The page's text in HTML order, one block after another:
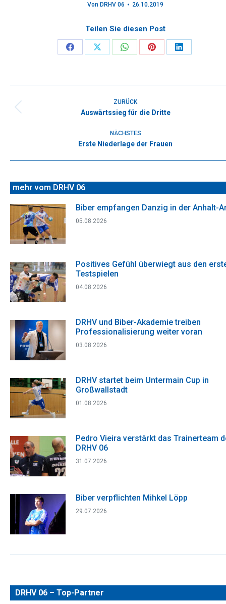
Von DRHV 06 26.10.2019
Teilen Sie diesen Post
Share
Facebook
Share
X
Share
WhatsApp
Share
Pinterest
Share
LinkedIn
ZURÜCK
Vorheriger
Auswärtssieg für die Dritte
NÄCHSTES
Nächster
Erste Niederlage der Frauen
mehr vom DRHV 06
Biber empfangen Danzig in der Anhalt-
05.08.2026
Positives Gefühl überwiegt aus den
Testspielen
04.08.2026
DRHV und Biber-Akademie treiben
Professionalisierung weiter voran
03.08.2026
DRHV startet beim Untermain Cup in
Großwallstadt
01.08.2026
Pedro Vieira verstärkt das Trainerteam
DRHV 06
31.07.2026
Biber verpflichten Mihkel Löpp
29.07.2026
DRHV 06 – Top-Partner